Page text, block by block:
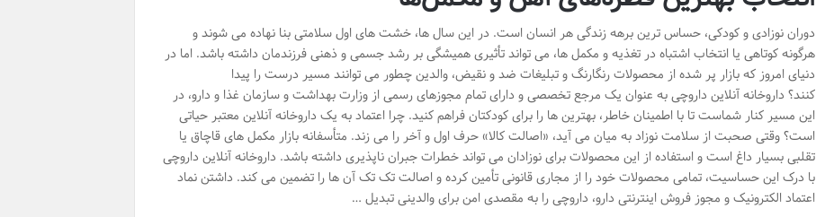
دوران نوزادی و کودکی، حساس ترین برهه زندگی هر انسان است. در این سال ها، خشت های اول سلامتی بنا نهاده می شوند و
هرگونه کوتاهی یا انتخاب اشتباه در تغذیه و مکمل ها، می تواند تأثیری همیشگی بر رشد جسمی و ذهنی فرزندمان داشته باشد. اما در
دنیای امروز که بازار پر شده از محصولات رنگارنگ و تبلیغات ضد و نقیض، والدین چطور می توانند مسیر درست را پیدا
کنند؟ داروخانه آنلاین داروچی به عنوان یک مرجع تخصصی و دارای تمام مجوزهای رسمی از وزارت بهداشت و سازمان غذا و دارو، در
این مسیر کنار شماست تا با اطمینان خاطر، بهترین ها را برای کودکتان فراهم کنید. چرا اعتماد به یک داروخانه آنلاین معتبر حیاتی
است؟ وقتی صحبت از سلامت نوزاد به میان می آید، «اصالت کالا» حرف اول و آخر را می زند. متأسفانه بازار مکمل های قاچاق یا
تقلبی بسیار داغ است و استفاده از این محصولات برای نوزادان می تواند خطرات جبران ناپذیری داشته باشد. داروخانه آنلاین داروچی
با درک این حساسیت، تمامی محصولات خود را از مجاری قانونی تأمین کرده و اصالت تک تک آن ها را تضمین می کند. داشتن نماد
اعتماد الکترونیک و مجوز فروش اینترنتی دارو، داروچی را به مقصدی امن برای والدینی تبدیل …